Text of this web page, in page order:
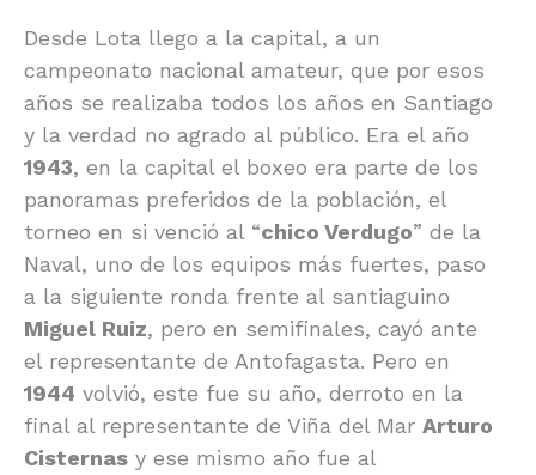
Desde Lota llego a la capital, a un
campeonato nacional amateur, que por esos
años se realizaba todos los años en Santiago
y la verdad no agrado al público. Era el año
1943, en la capital el boxeo era parte de los
panoramas preferidos de la población, el
torneo en si venció al “chico Verdugo” de la
Naval, uno de los equipos más fuertes, paso
a la siguiente ronda frente al santiaguino
Miguel Ruiz, pero en semifinales, cayó ante
el representante de Antofagasta. Pero en
1944 volvió, este fue su año, derroto en la
final al representante de Viña del Mar Arturo
Cisternas y ese mismo año fue al